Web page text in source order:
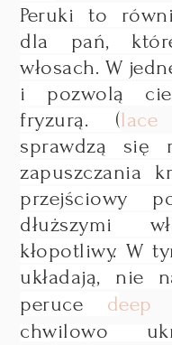
Peruki to
dla pań,
włosach. W
i pozwolą
fryzurą. (
sprawdzą się
zapuszczania
przejściowy
dłuższymi
kłopotliwy. W
układają, nie
peruce deep
chwilowo